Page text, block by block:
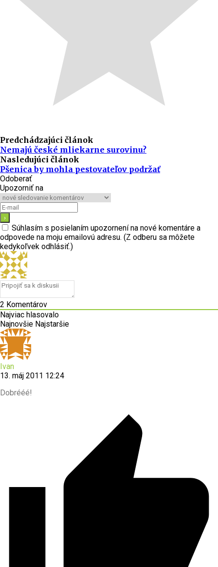
Predchádzajúci článok
Nemajú české mliekarne surovinu?
Nasledujúci článok
Pšenica by mohla pestovateľov podržať
Odoberať
Upozorniť na
Súhlasím s posielaním upozornení na nové komentáre a
odpovede na moju emailovú adresu. (Z odberu sa môžete
kedykoľvek odhlásiť.)
2 Komentárov
Najviac hlasovalo
Najnovšie Najstaršie
Ivan
13. máj 2011 12:24
Dobrééé!